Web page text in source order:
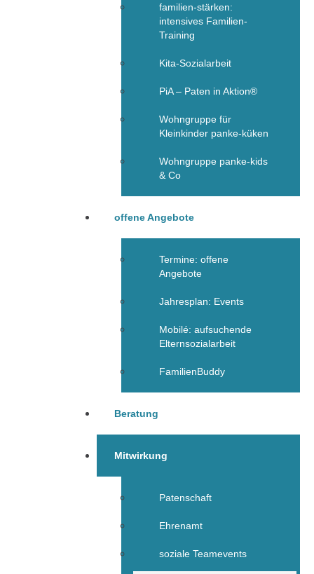
familien-stärken:
intensives Familien-
Training
Kita-Sozialarbeit
PiA – Paten in Aktion®
Wohngruppe für
Kleinkinder panke-küken
Wohngruppe panke-kids
& Co
offene Angebote
Termine: offene
Angebote
Jahresplan: Events
Mobilé: aufsuchende
Elternsozialarbeit
FamilienBuddy
Beratung
Mitwirkung
Patenschaft
Ehrenamt
soziale Teamevents